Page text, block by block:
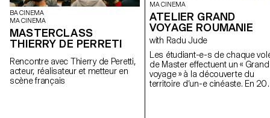
BA CINEMA
MA CINEMA
MASTERCLASS
THIERRY DE PERRETI
Rencontre avec Thierry de Peretti,
acteur, réalisateur et metteur en
scène français
MA CINEMA
ATELIER GRAND
VOYAGE ROUMANIE
with Radu Jude
Les étudiant-e-s de chaque
de Master effectuent un « Grand
voyage » à la découverte du
territoire d’un-e cinéaste. En